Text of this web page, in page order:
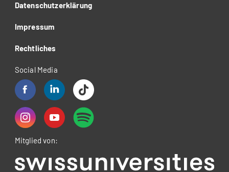
Datenschutzerklärung
Impressum
Rechtliches
Social Media
Mitglied von: